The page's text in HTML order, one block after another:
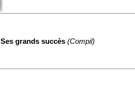
Ses grands succès (Compil)